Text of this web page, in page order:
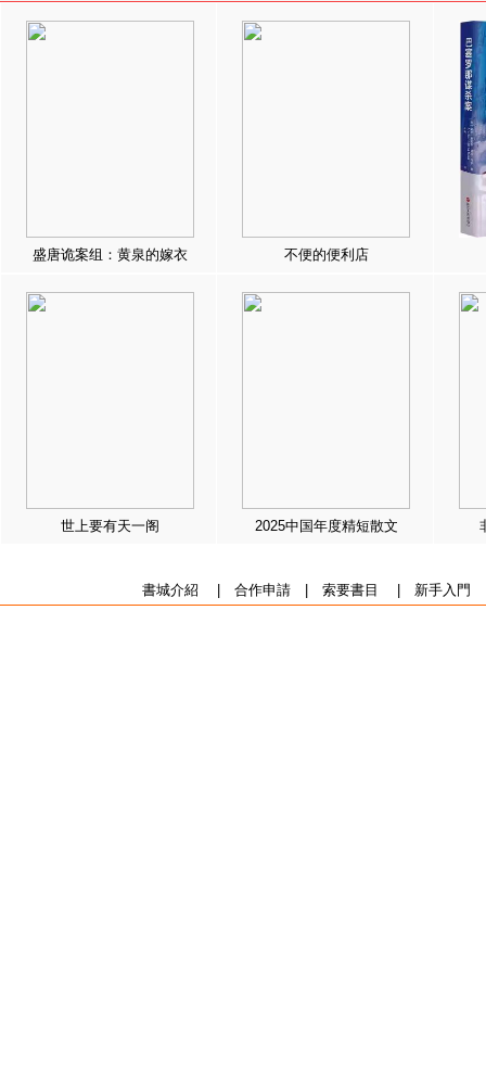
盛唐诡案组：黄泉的嫁衣 不便的便利店
世上要有天一阁 2025中国年度精短散文
書城介紹 合作申請| 索要書目 新手入門